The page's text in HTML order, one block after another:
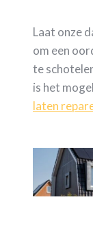
Laat onze
om een
te
is het
laten